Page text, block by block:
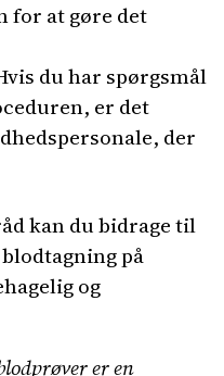
for at gøre det
du har spørgsmål
er det
der
kan du bidrage til
på
og
er en